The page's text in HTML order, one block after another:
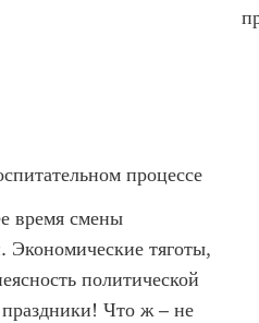
процессе
время смены
Экономические тяготы,
политической
Что ж – не